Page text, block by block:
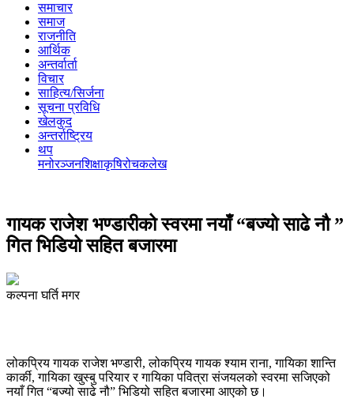
समाचार
समाज
राजनीति
आर्थिक
अन्तर्वार्ता
विचार
साहित्य/सिर्जना
सूचना प्रविधि
खेलकुद
अन्तर्राष्ट्रिय
थप
मनोरञ्‍जनशिक्षाकृषिरोचकलेख
गायक राजेश भण्डारीको स्वरमा नयाँ “बज्यो साढे नौ ”
गित भिडियो सहित बजारमा
कल्पना घर्ति मगर
लोकप्रिय गायक राजेश भण्डारी, लोकप्रिय गायक श्याम राना, गायिका शान्ति
कार्की, गायिका खुस्बु परियार र गायिका पवित्रा संजयलको स्वरमा सजिएको
नयाँ गित “बज्यो साढे नौ” भिडियो सहित बजारमा आएको छ।